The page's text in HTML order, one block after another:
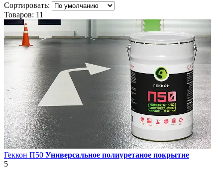
Сортировать:
Товаров: 11
Геккон П50 Универсальное полиуретаное покрытие
5